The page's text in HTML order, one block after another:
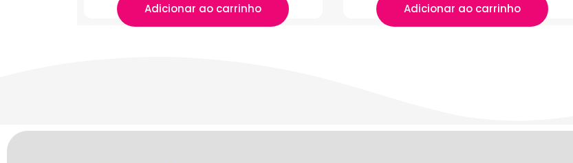
Adicionar ao carrinho Adicionar ao carrinho